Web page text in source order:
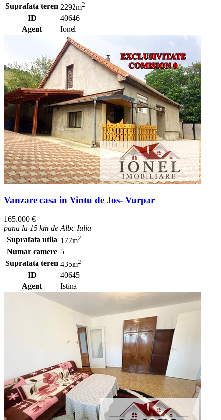
Suprafata teren 2292m2
ID
40646
Agent
Ionel
Vanzare casa in Vintu de Jos- Vurpar
165.000 €
pana la 15 km de Alba Iulia
Suprafata utila 177m2
Numar camere 5
Suprafata teren 435m2
ID
40645
Agent
Istina